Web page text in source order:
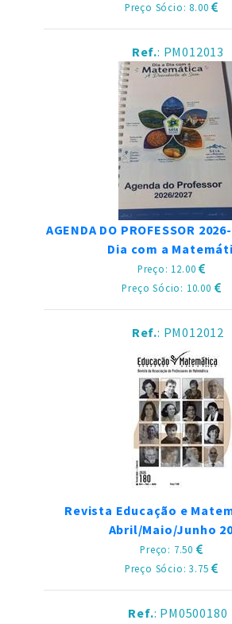
Preço Sócio: 8.00
Ref.: PM012013
AGENDA DO PROFESSOR
Dia com a
Preço: 12.00
Preço Sócio: 10.00
Ref.: PM012012
Revista Educação e
Abril/Maio/Junho
Preço: 7.50
Preço Sócio: 3.75
Ref.: PM0500180